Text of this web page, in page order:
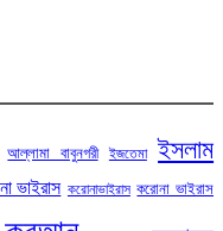
আল্লামা বাবুনগরী ইজতেমা ইসলাম
ভাইরাস করোনাভাইরাস করোনা ভাইরাস